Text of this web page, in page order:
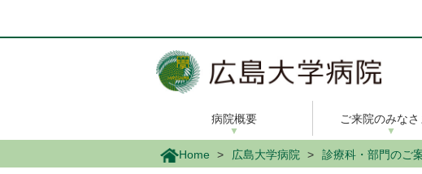
ン
病院概要 ご来院のみなさ
Home 広島大学病院 診療科・部門のご